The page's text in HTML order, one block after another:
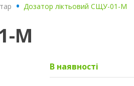
. Дозатор ліктьовий СЩУ-01-М
М
В наявності